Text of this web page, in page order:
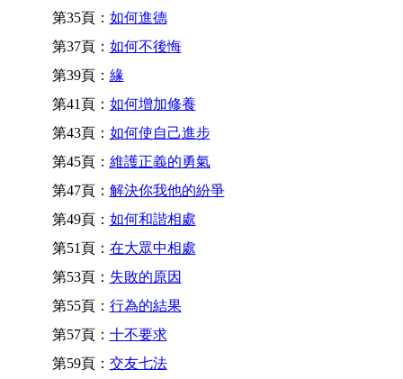
第35頁： 如何進德
第37頁： 如何不後悔
第39頁： 緣
第41頁： 如何增加修養
第43頁： 如何使自己進步
第45頁： 維護正義的勇氣
第47頁： 解決你我他的紛爭
第49頁： 如何和諧相處
第51頁： 在大眾中相處
第53頁： 失敗的原因
第55頁： 行為的結果
第57頁： 十不要求
第59頁： 交友七法